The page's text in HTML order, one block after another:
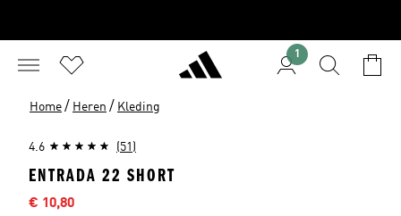
1
Home / Heren / Kleding
4.6 (51)
ENTRADA 22 SHORT
Afgeprijsde prijs
€ 10,80